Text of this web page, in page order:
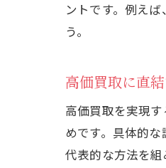
ントです。例え
う。
高価買取に直
高価買取を実現
めです。具体的
代表的な方法を